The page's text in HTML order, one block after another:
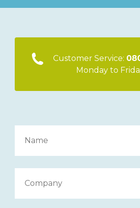
Customer Service:
Monday to